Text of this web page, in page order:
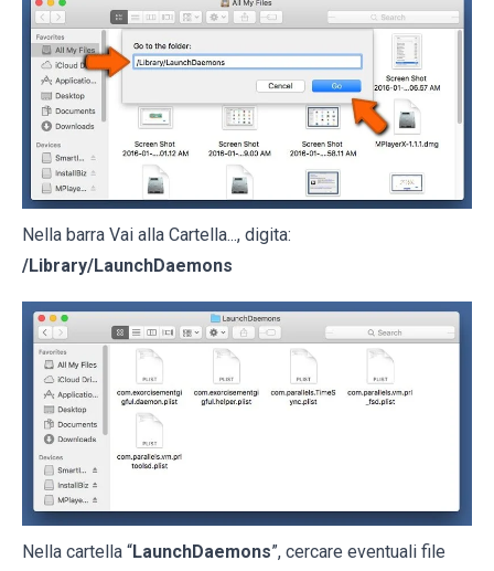
Nella barra Vai alla Cartella..., digita:
/Library/LaunchDaemons
Nella cartella “LaunchDaemons”, cercare eventuali file